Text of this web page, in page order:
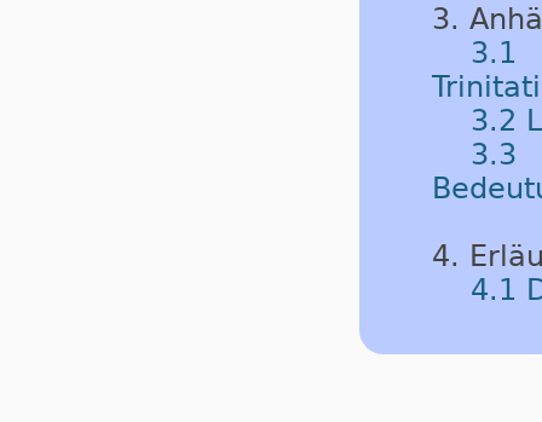
3.
3.1
3.2
3.3
4.
4.1